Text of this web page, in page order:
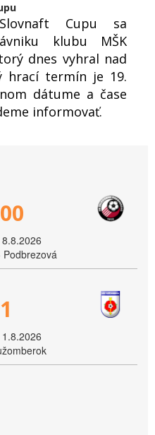
Cupu sa
klubu MŠK
dnes vyhral nad
hrací termín je 19.
dátume a čase
informovať.
Podbrezová